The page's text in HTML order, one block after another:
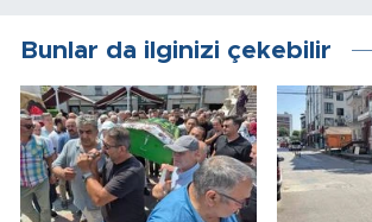
Bunlar da ilginizi çekebilir